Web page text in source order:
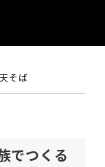
そば
でつくる